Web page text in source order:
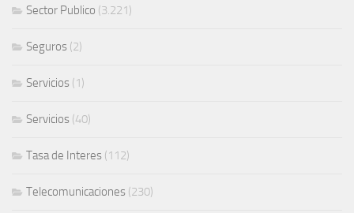
Sector Publico (3.221)
Seguros (2)
Servicios (1)
Servicios (40)
Tasa de Interes (112)
Telecomunicaciones (230)